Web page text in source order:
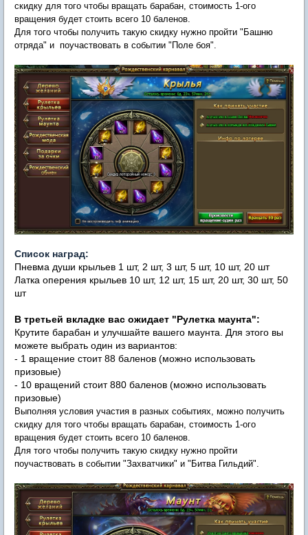
скидку для того чтобы вращать барабан, стоимость 1-ого
вращения будет стоить всего 10 баленов.
Для того чтобы получить такую скидку нужно пройти "Башню
отряда" и поучаствовать в событии "Поле боя".
Список наград:
Пневма души крыльев 1 шт, 2 шт, 3 шт, 5 шт, 10 шт, 20 шт
Латка оперения крыльев 10 шт, 12 шт, 15 шт, 20 шт, 30 шт, 50
шт
В третьей вкладке вас ожидает "Рулетка маунта":
Крутите барабан и улучшайте вашего маунта. Для этого вы
можете выбрать один из вариантов:
- 1 вращение стоит 88 баленов (можно использовать
призовые)
- 10 вращений стоит 880 баленов (можно использовать
призовые)
Выполняя условия участия в разных событиях, можно получить
скидку для того чтобы вращать барабан, стоимость 1-ого
вращения будет стоить всего 10 баленов.
Для того чтобы получить такую скидку нужно пройти
поучаствовать в событии "Захватчики" и "Битва Гильдий".